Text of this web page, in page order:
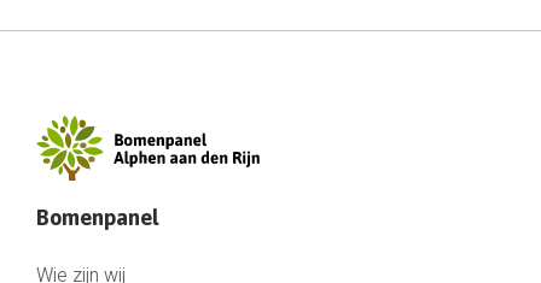
Bomenpanel
Wie zijn wij